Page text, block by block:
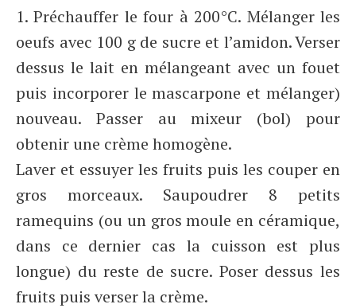
1. Préchauffer le four à 200°C. Mélanger les
oeufs avec 100 g de sucre et l’amidon. Verser
dessus le lait en mélangeant avec un fouet
puis incorporer le mascarpone et mélanger)
nouveau. Passer au mixeur (bol) pour
obtenir une crème homogène.
Laver et essuyer les fruits puis les couper en
gros morceaux. Saupoudrer 8 petits
ramequins (ou un gros moule en céramique,
dans ce dernier cas la cuisson est plus
longue) du reste de sucre. Poser dessus les
fruits puis verser la crème.